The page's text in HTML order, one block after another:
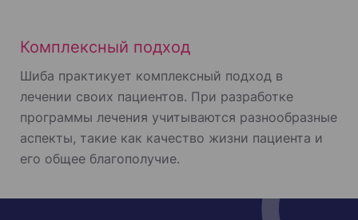
Комплексный подход
Шиба практикует комплексный подход в
лечении своих пациентов. При разработке
программы лечения учитываются разнообразные
аспекты, такие как качество жизни пациента и
его общее благополучие.